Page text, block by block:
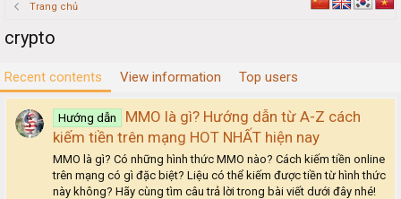
Trang chủ
crypto
Recent contents View information Top users
Hướng dẫn
MMO là gì? Hướng dẫn từ A-Z cách
kiếm tiền trên mạng HOT NHẤT hiện nay
MMO là gì? Có những hình thức MMO nào? Cách kiếm tiền online
trên mạng có gì đặc biệt? Liệu có thể kiếm được tiền từ hình thức
này không? Hãy cùng tìm câu trả lời trong bài viết dưới đây nhé!